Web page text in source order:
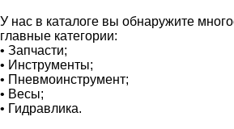
У нас в каталоге вы обнаружите
главные категории:
• Запчасти;
• Инструменты;
• Пневмоинструмент;
• Весы;
• Гидравлика.